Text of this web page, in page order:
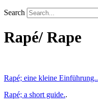
Search
Rapé/ Rape
Rapé; eine kleine Einführung..
Rapé; a short guide..